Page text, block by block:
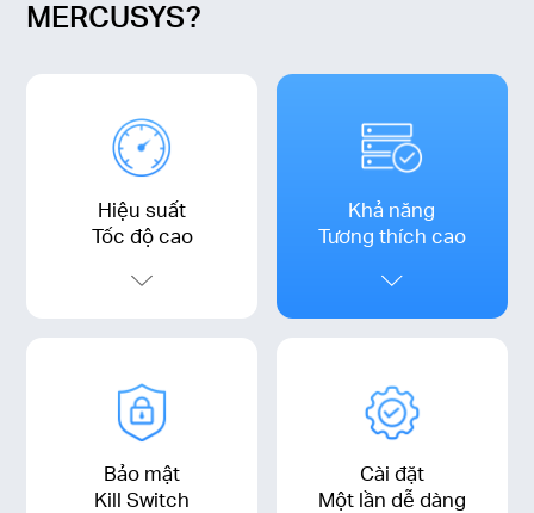
MERCUSYS?
Hiệu suất
Tốc độ cao
Khả năng
Tương thích cao
Bảo mật
Kill Switch
Cài đặt
Một lần dễ dàng